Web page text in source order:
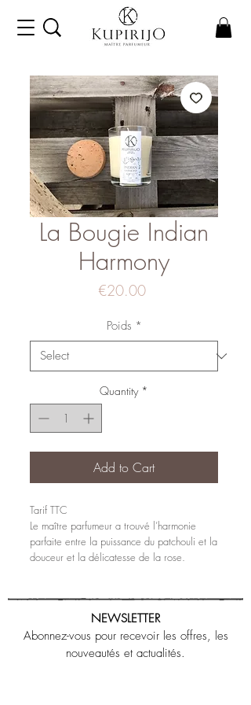
La Bougie Indian
Harmony
€20.00Price
Poids *
Quantity *
Add to Cart
Tarif TTC
Le maître parfumeur a trouvé l’harmonie
parfaite entre la puissance du patchouli et la
douceur et la délicatesse de la rose.
NEWSLETTER
Abonnez-vous pour recevoir les offres, les
nouveautés et actualités.